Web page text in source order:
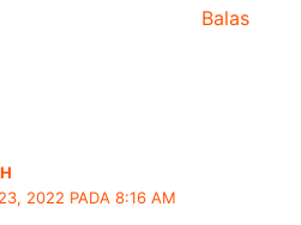
Balas
2022 PADA 8:16 AM